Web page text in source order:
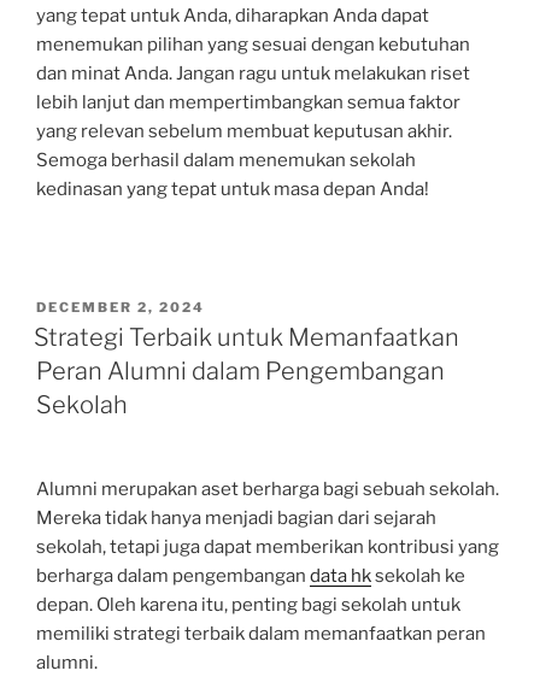
yang tepat untuk Anda, diharapkan Anda dapat
menemukan pilihan yang sesuai dengan kebutuhan
dan minat Anda. Jangan ragu untuk melakukan riset
lebih lanjut dan mempertimbangkan semua faktor
yang relevan sebelum membuat keputusan akhir.
Semoga berhasil dalam menemukan sekolah
kedinasan yang tepat untuk masa depan Anda!
POSTED
ON
DECEMBER 2, 2024
Strategi Terbaik untuk Memanfaatkan
Peran Alumni dalam Pengembangan
Sekolah
Alumni merupakan aset berharga bagi sebuah sekolah.
Mereka tidak hanya menjadi bagian dari sejarah
sekolah, tetapi juga dapat memberikan kontribusi yang
berharga dalam pengembangan data hksekolah ke
depan. Oleh karena itu, penting bagi sekolah untuk
memiliki strategi terbaik dalam memanfaatkan peran
alumni.